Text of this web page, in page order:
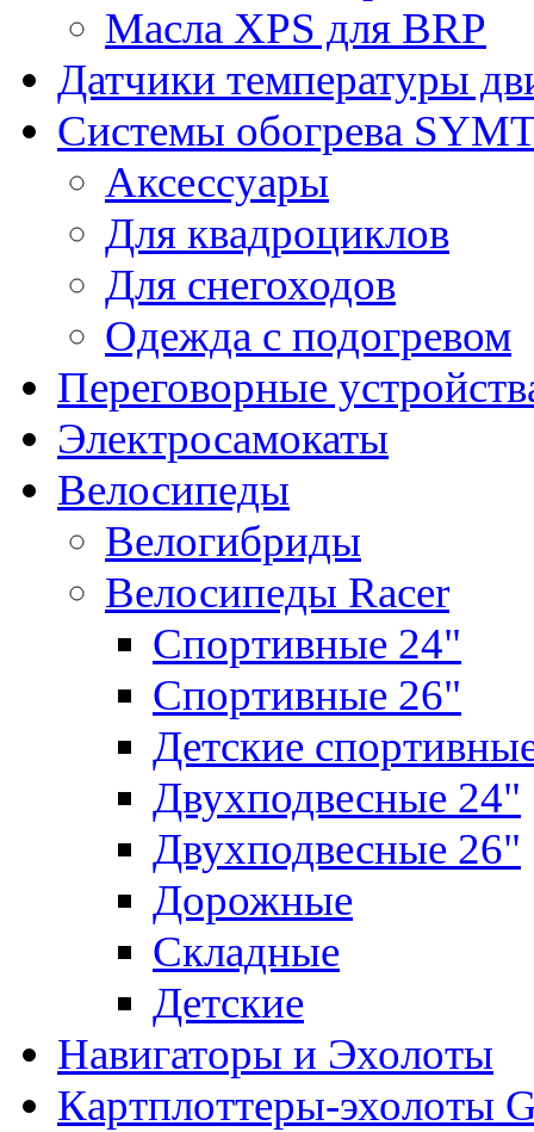
Масла XPS для BRP
Датчики температуры
Системы обогрева
Аксессуары
Для квадроциклов
Для снегоходов
Одежда с подогревом
Переговорные
Электросамокаты
Велосипеды
Велогибриды
Велосипеды Racer
Спортивные 24"
Спортивные 26"
Детские
Двухподвесные 24"
Двухподвесные 26"
Дорожные
Складные
Детские
Навигаторы и Эхолоты
Картплоттеры-эхолоты